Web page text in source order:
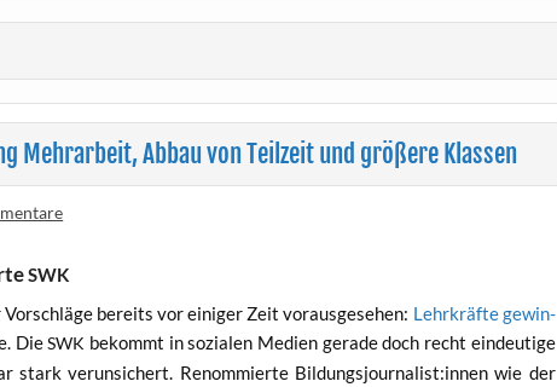
Mehrarbeit, Abbau von Teilzeit und größere Klassen
SWK
bereits vor eini­ger Zeit vor­aus­ge­se­hen: Lehr­kräf­te gewin­
DieSWK bekommt in sozia­len Medi­en gera­de doch recht ein­deu­ti­ge
stark ver­un­si­chert. Renom­mier­te Bildungsjournalist:innen wie der